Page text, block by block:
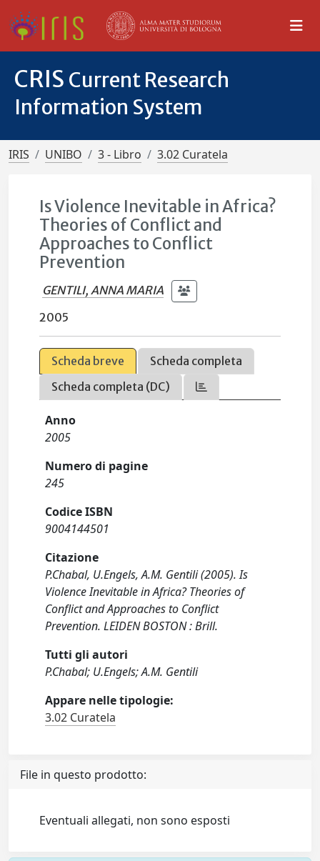
CRIS Current Research
Information System
IRIS UNIBO 3 - Libro 3.02 Curatela
Is Violence Inevitable in Africa?
Theories of Conflict and
Approaches to Conflict
Prevention
GENTILI, ANNA MARIA
2005
Scheda breve
Scheda completa
Scheda completa (DC)
Anno
2005
Numero di pagine
245
Codice ISBN
9004144501
Citazione
P.Chabal, U.Engels, A.M. Gentili (2005). Is
Violence Inevitable in Africa? Theories of
Conflict and Approaches to Conflict
Prevention. LEIDEN BOSTON : Brill.
Tutti gli autori
P.Chabal; U.Engels; A.M. Gentili
Appare nelle tipologie:
3.02 Curatela
File in questo prodotto:
Eventuali allegati, non sono esposti